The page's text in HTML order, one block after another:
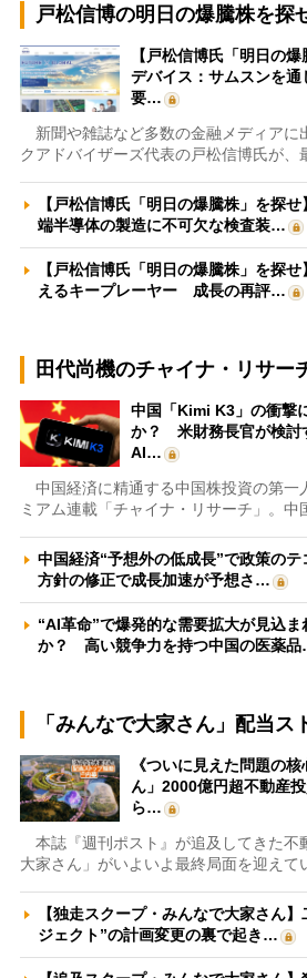
戸松信博の明日の爆騰株を探
【戸松信博氏「明日の
デバイス：サムスンを
要…
新聞や雑誌など多数の金融メディアに
クアドバイザーズ代表の戸松信博氏が、
【戸松信博氏「明日の爆騰株」を探
端半導体の製造に不可欠な検査装…
【戸松信博氏「明日の爆騰株」を探
えるキープレーヤー 成長の再評…
田代尚機のチャイナ・リサー
中国「Kimi K3」の衝撃
か？ 米財務長官が検討
AI…
中国経済に精通する中国株投資の第一
ミアム連載「チャイナ・リサーチ」。中
中国経済“予想外の低成長”で政策の
方針の修正で成長加速が予想さ…
“AI革命”で爆発的な需要拡大が見込
か？ 高い競争力を持つ中国の医薬
「みんなで大家さん」配当ス
《ついに見えた問題の
ん」2000億円超不動産
ら…
本誌『週刊ポスト』が追及してきた不
大家さん」がいよいよ最終局面を迎えて
【独走スクープ・みんなで大家さん
ジェクト”の計画変更の裏で起き…